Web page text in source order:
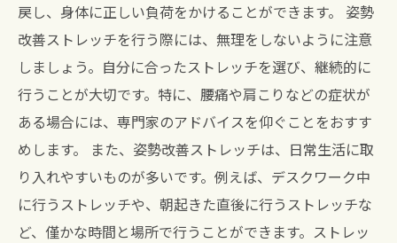
戻し、身体に正しい負荷をかけることができます。 姿勢
改善ストレッチを行う際には、無理をしないように注意
しましょう。自分に合ったストレッチを選び、継続的に
行うことが大切です。特に、腰痛や肩こりなどの症状が
ある場合には、専門家のアドバイスを仰ぐことをおすす
めします。 また、姿勢改善ストレッチは、日常生活に取
り入れやすいものが多いです。例えば、デスクワーク中
に行うストレッチや、朝起きた直後に行うストレッチな
ど、僅かな時間と場所で行うことができます。ストレッ